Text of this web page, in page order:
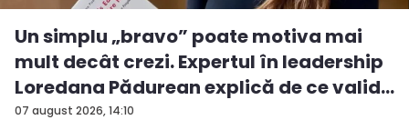
07 august 2026, 14:10
Un simplu „bravo” poate motiva mai
mult decât crezi. Expertul în leadership
Loredana Pădurean explică de ce valid...